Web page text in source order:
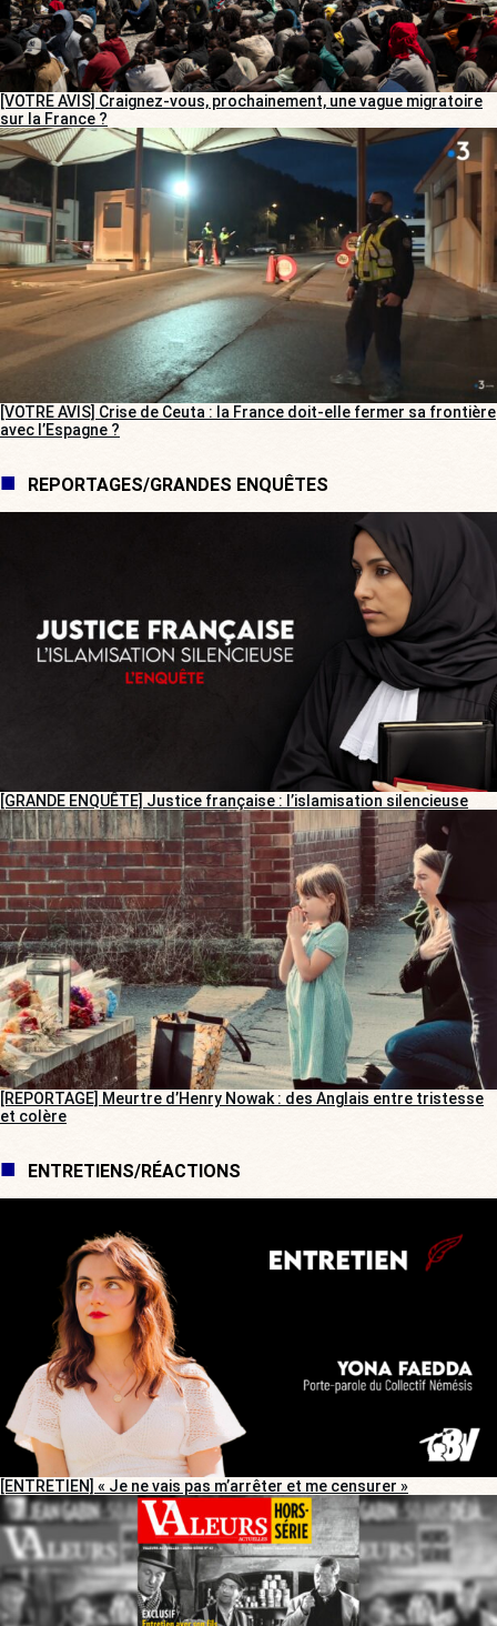
[VOTRE AVIS] Craignez-vous, prochainement, une vague migratoire
sur la France ?
[VOTRE AVIS] Crise de Ceuta : la France doit-elle fermer sa frontière
avec l’Espagne ?
REPORTAGES/GRANDES ENQUÊTES
[GRANDE ENQUÊTE] Justice française : l’islamisation silencieuse
[REPORTAGE] Meurtre d’Henry Nowak : des Anglais entre tristesse
et colère
ENTRETIENS/RÉACTIONS
[ENTRETIEN] « Je ne vais pas m’arrêter et me censurer »